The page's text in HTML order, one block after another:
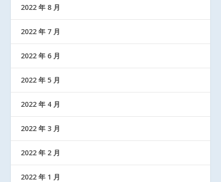
2022 年 8 月
2022 年 7 月
2022 年 6 月
2022 年 5 月
2022 年 4 月
2022 年 3 月
2022 年 2 月
2022 年 1 月